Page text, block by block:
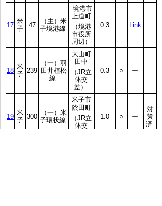
17
米
子
47
（主）米
子境港線
境港市
上道町
（境港
市役所
周辺）
0.3 Link
18
米
子 239
（一）羽
田井植松
線
大山町
田中
（JR立
体交
差）
0.3 ○ ー
19
米
子 300
（一）米
子環状線
米子市
陰田町
（JR立
体交
1.0 ○ ー
対
策
済